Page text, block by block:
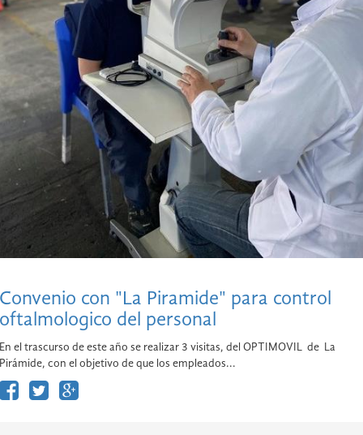
Convenio con "La Piramide" para control
oftalmologico del personal
En el trascurso de este año se realizar 3 visitas, del OPTIMOVIL de La
Pirámide, con el objetivo de que los empleados...